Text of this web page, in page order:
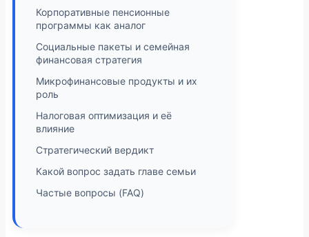
Корпоративные пенсионные
программы как аналог
Социальные пакеты и семейная
финансовая стратегия
Микрофинансовые продукты и их
роль
Налоговая оптимизация и её
влияние
Стратегический вердикт
Какой вопрос задать главе семьи
Частые вопросы (FAQ)